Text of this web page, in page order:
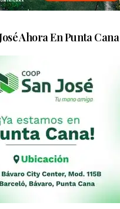
Ahora En Punta Cana